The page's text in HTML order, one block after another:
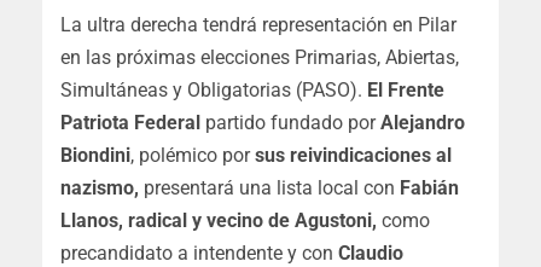
La ultra derecha tendrá representación en Pilar
en las próximas elecciones Primarias, Abiertas,
Simultáneas y Obligatorias (PASO). El Frente
Patriota Federal partido fundado porAlejandro
Biondini, polémico porsus reivindicaciones al
nazismo, presentará una lista local con Fabián
Llanos, radical y vecino de Agustoni, como
precandidato a intendente y con Claudio